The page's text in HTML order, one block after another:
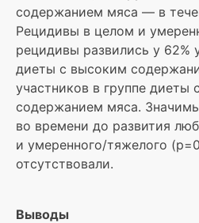
содержанием мяса — в
Рецидивы в целом и
рецидивы развились у 62%
диеты с высоким
участников в группе диеты
содержанием мяса.
во времени до развития
и умеренного/тяжелого
отсутствовали.
Выводы